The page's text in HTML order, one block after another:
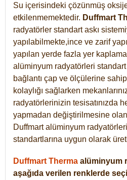
Su içerisindeki çözünmüş
etkilenmemektedir. Duffmart
radyatörler standart askı
yapılabilmekte,ince ve zarif
yapılan yerde fazla yer
alüminyum radyatörleri
bağlantı çap ve ölçülerine
kolaylığı sağlarken
radyatörlerinizin tesisatınızda
yapmadan değiştirilmesine
Duffmart alüminyum
standartlarına uygun olarak
Duffmart Therma alüminyum
aşağıda verilen renklerde